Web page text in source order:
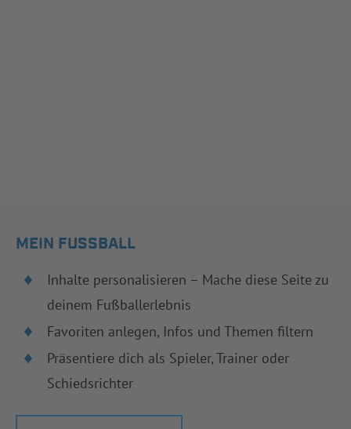
MEIN FUSSBALL
Inhalte personalisieren – Mache diese Seite zu
deinem Fußballerlebnis
Favoriten anlegen, Infos und Themen filtern
Präsentiere dich als Spieler, Trainer oder
Schiedsrichter